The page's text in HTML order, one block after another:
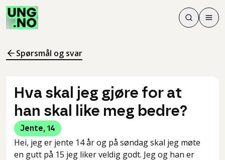
Søk
Søk
Meny
Spørsmål og svar
Hva skal jeg gjøre for at
han skal like meg bedre?
Jente, 14
Hei, jeg er jente 14 år og på søndag skal jeg møte
en gutt på 15 jeg liker veldig godt. Jeg og han er